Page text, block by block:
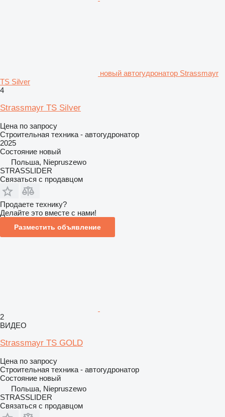
новый автогудронатор Strassmayr
TS Silver
4
Strassmayr TS Silver
Цена по запросу
Строительная техника - автогудронатор
2025
Состояние новый
Польша, Niepruszewo
STRASSLIDER
Связаться с продавцом
Продаете технику?
Делайте это вместе с нами!
Разместить объявление
2
ВИДЕО
Strassmayr TS GOLD
Цена по запросу
Строительная техника - автогудронатор
Состояние новый
Польша, Niepruszewo
STRASSLIDER
Связаться с продавцом